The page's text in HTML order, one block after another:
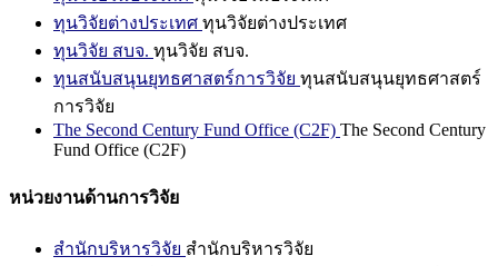
ทุนวิจัยต่างประเทศ ทุนวิจัยต่างประเทศ
ทุนวิจัย สบจ. ทุนวิจัย สบจ.
ทุนสนับสนุนยุทธศาสตร์การวิจัย ทุนสนับสนุนยุทธศาสตร์
การวิจัย
The Second Century Fund Office (C2F) The Second Century
Fund Office (C2F)
หน่วยงานด้านการวิจัย
สำนักบริหารวิจัย สำนักบริหารวิจัย